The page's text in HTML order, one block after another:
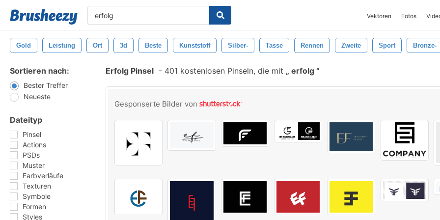
Vektoren Fotos
Gold Leistung Ort 3d Beste Kunststoff Silber- Tasse Rennen Zweite Sport Bronze-
Sortieren nach:
Bester Treffer
Neueste
Dateityp
Pinsel
Actions
PSDs
Muster
Farbverläufe
Texturen
Symbole
Formen
Styles
Erfolg Pinsel - 401 kostenlosen Pinseln, die mit erfolg
Gesponserte Bilder von